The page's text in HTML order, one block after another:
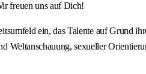
freuen uns auf Dich!
ein, das Talente auf Grund
Weltanschauung, sexueller